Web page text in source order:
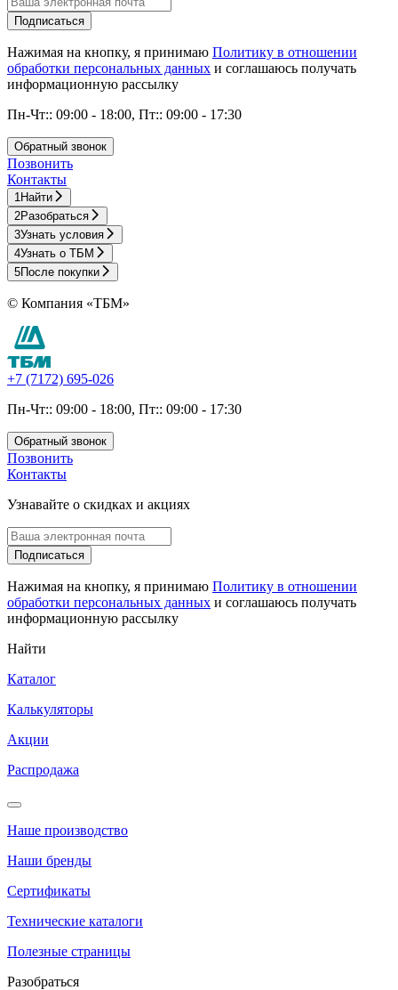
Подписаться
Нажимая на кнопку, я принимаю Политику в отношении
обработки персональных данных и соглашаюсь получать
информационную рассылку
Пн-Чт:: 09:00 - 18:00, Пт:: 09:00 - 17:30
Обратный звонок
Позвонить
Контакты
1 Найти
2Разобраться
3Узнать условия
4Узнать о ТБМ
5После покупки
© Компания «ТБМ»
+7 (7172) 695-026
Пн-Чт:: 09:00 - 18:00, Пт:: 09:00 - 17:30
Обратный звонок
Позвонить
Контакты
Узнавайте о скидках и акциях
Подписаться
Нажимая на кнопку, я принимаю Политику в отношении
обработки персональных данных и соглашаюсь получать
информационную рассылку
Найти
Каталог
Калькуляторы
Акции
Распродажа
Наше производство
Наши бренды
Сертификаты
Технические каталоги
Полезные страницы
Разобраться